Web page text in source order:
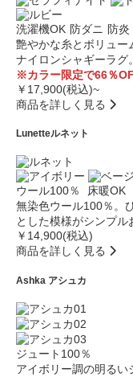
洗濯機OK 防ダニ 防炎
艶やかな糸とボリュー
ナイロンシャギーラグ。
※カラー限定で66％
￥17,900(税込)~
商品を詳しく見る
Lunetteルネット
ウール100％
床暖OK
無染色ウール100％。
とした模様がシンプル
￥14,900(税込)
商品を詳しく見る
Ashka アシュカ
ジュート100％
アイボリー調の明る